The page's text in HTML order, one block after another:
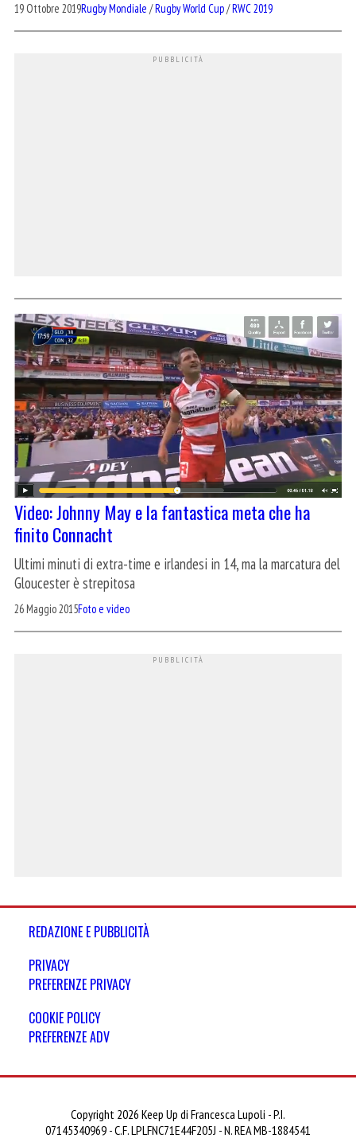
19 Ottobre 2019Rugby Mondiale /Rugby World Cup/RWC 2019
Video: Johnny May e la fantastica meta che ha
finito Connacht
Ultimi minuti di extra-time e irlandesi in 14, ma la marcatura del
Gloucester è strepitosa
26 Maggio 2015Foto e video
REDAZIONE E PUBBLICITÀ
PRIVACY
PREFERENZE PRIVACY
COOKIE POLICY
PREFERENZE ADV
Copyright 2026 Keep Up di Francesca Lupoli - P.I.
07145340969 - C.F. LPLFNC71E44F205J - N. REA MB-1884541